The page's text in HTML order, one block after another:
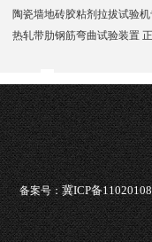
陶瓷墙地砖胶粘剂拉拔试验
热轧带肋钢筋弯曲试验装置
备案号：冀ICP备